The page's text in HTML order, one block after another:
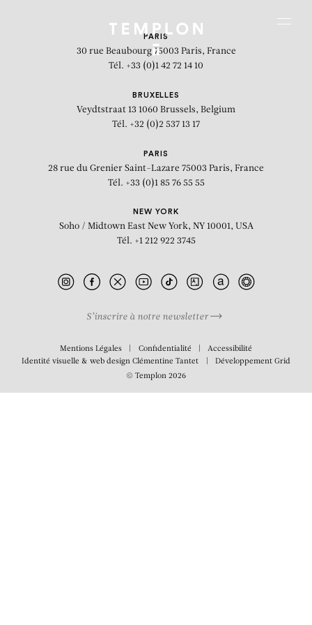
PARIS
30 rue Beaubourg 75003 Paris, France
Tél. +33 (0)1 42 72 14 10
BRUXELLES
Veydtstraat 13 1060 Brussels, Belgium
Tél. +32 (0)2 537 13 17
PARIS
28 rue du Grenier Saint-Lazare 75003 Paris, France
Tél. +33 (0)1 85 76 55 55
NEW YORK
Soho / Midtown East New York, NY 10001, USA
Tél. +1 212 922 3745
S’inscrire à notre newsletter
Mentions Légales Confidentialité
Accessibilité
Identité visuelle & web designClémentine Tantet Développement Grid
© Templon 2026